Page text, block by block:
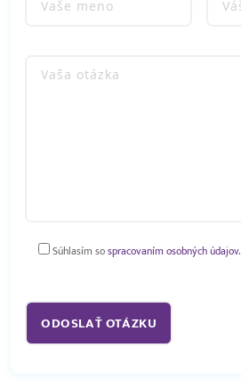
Súhlasím sospracovaním osobných údajov.